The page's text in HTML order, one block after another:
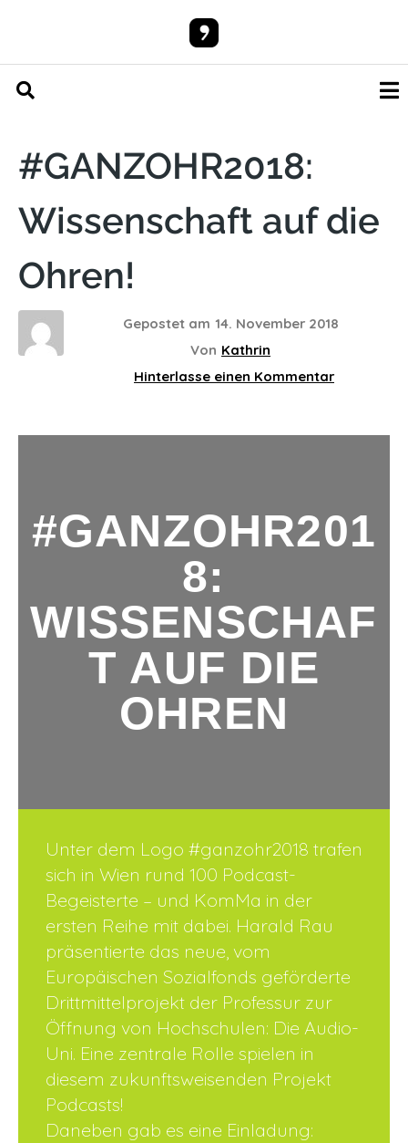
Gepostet am 14. November 2018
Von Kathrin
Hinterlasse einen Kommentar
#GANZOHR2018:
Wissenschaft auf die
Ohren!
#GANZOHR201
8:
WISSENSCHAF
T AUF DIE
OHREN
Unter dem Logo #ganzohr2018 trafen
sich in Wien rund 100 Podcast-
Begeisterte – und KomMa in der
ersten Reihe mit dabei. Harald Rau
präsentierte das neue, vom
Europäischen Sozialfonds geförderte
Drittmittelprojekt der Professur zur
Öffnung von Hochschulen: Die Audio-
Uni. Eine zentrale Rolle spielen in
diesem zukunftsweisenden Projekt
Podcasts!
Daneben gab es eine Einladung: